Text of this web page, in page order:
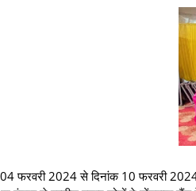
04 फरवरी 2024 से दिनांक 10 फरवरी 2024